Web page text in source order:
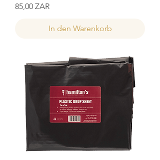
Preis
85,00 ZAR
In den Warenkorb